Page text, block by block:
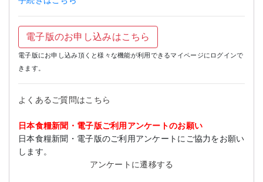
電子版のお申し込みはこちら
電子版にお申し込み頂くと様々な機能が利用できるマイページにログインで
きます。
よくあるご質問はこちら
日本食糧新聞・電子版ご利用アンケートのお願い
日本食糧新聞・電子版のご利用アンケートにご協力をお願い
します。
アンケートに遷移する